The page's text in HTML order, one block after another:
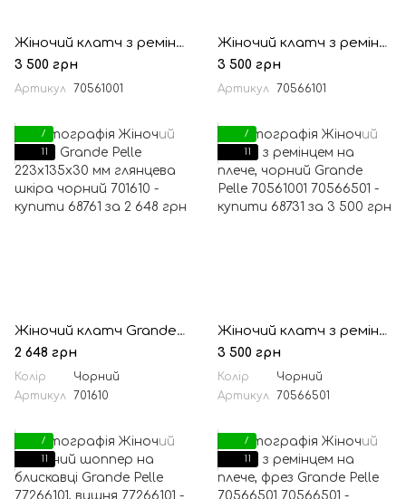
Жіночий клатч з ремінцем на плече, чорний
3 500 грн
Артикул 70561001
Жіночий клатч з ремінцем на плече, вишня
3 500 грн
Артикул 70566101
7
11
Жіночий клатч Grande Pelle 223х135х30 мм глянцева шкіра чорний
2 648 грн
Колір
Чорний
Артикул
701610
7
11
Жіночий клатч з ремінцем на плече, чорний Grande Pelle 70561001
3 500 грн
Колір
Чорний
Артикул
70566501
7
11
7
11